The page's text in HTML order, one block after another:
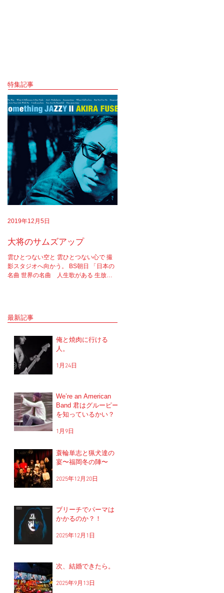
特集記事
大将のサムズアップ
雲ひとつない空と 雲ひとつない心で 撮
影スタジオへ向かう。 BS朝日 「日本の
名曲 世界の名曲 人生歌がある 生放送 5
2019年12月5日
最新記事
俺と焼肉に行ける
人。
1月24日
We’re an American
Band 君はグルーピー
を知っているかい？
1月9日
蓑輪単志と猟犬達の
宴〜福岡冬の陣〜
2025年12月20日
ブリーチでパーマは
かかるのか？！
2025年12月1日
次、結婚できたら。
2025年9月13日